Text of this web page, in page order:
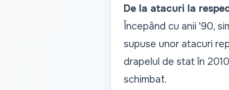
De la atacuri la
Începând cu anii '90,
supuse unor atacuri
drapelul de stat în
schimbat.